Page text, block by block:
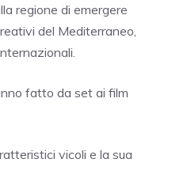
regione di emergere
del Mediterraneo,
fatto da set ai film
vicoli e la sua